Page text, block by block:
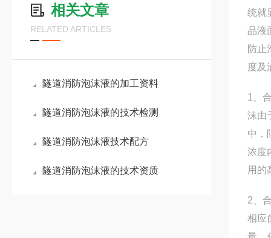
相关文章
RELATED ARTICLES
隧道消防泡沫液的加工资料
隧道消防泡沫液的技术检测
隧道消防泡沫液技术配方
隧道消防泡沫液的技术资质
统就
品液
防止
度及
1、
沫由
中，
浓度
用的
2、
相应